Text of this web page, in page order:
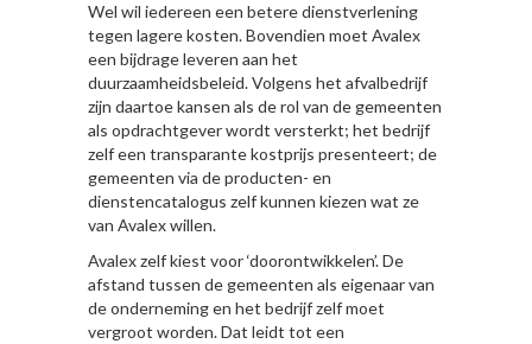
Wel wil iedereen een betere dienstverlening
tegen lagere kosten. Bovendien moet Avalex
een bijdrage leveren aan het
duurzaamheidsbeleid. Volgens het afvalbedrijf
zijn daartoe kansen als de rol van de gemeenten
als opdrachtgever wordt versterkt; het bedrijf
zelf een transparante kostprijs presenteert; de
gemeenten via de producten- en
dienstencatalogus zelf kunnen kiezen wat ze
van Avalex willen.
Avalex zelf kiest voor ‘doorontwikkelen’. De
afstand tussen de gemeenten als eigenaar van
de onderneming en het bedrijf zelf moet
vergroot worden. Dat leidt tot een